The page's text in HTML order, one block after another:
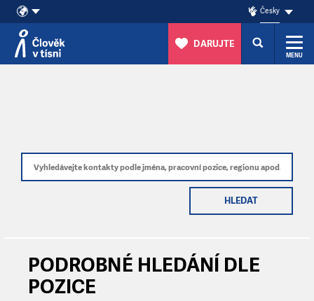
Česky
DARUJTE
MENU
HLEDAT
PODROBNÉ HLEDÁNÍ DLE
POZICE